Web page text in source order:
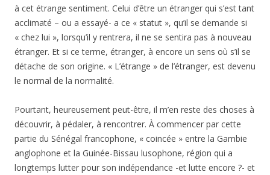
à cet étrange sentiment. Celui d’être un étranger qui s’est tant
acclimaté – ou a essayé- a ce « statut », qu’il se demande si
« chez lui », lorsqu’il y rentrera, il ne se sentira pas à nouveau
étranger. Et si ce terme, étranger, à encore un sens où s’il se
détache de son origine. « L’étrange » de l’étranger, est devenu
le normal de la normalité.
Pourtant, heureusement peut-être, il m’en reste des choses à
découvrir, à pédaler, à rencontrer. À commencer par cette
partie du Sénégal francophone, « coincée » entre la Gambie
anglophone et la Guinée-Bissau lusophone, région qui a
longtemps lutter pour son indépendance -et lutte encore ?- et